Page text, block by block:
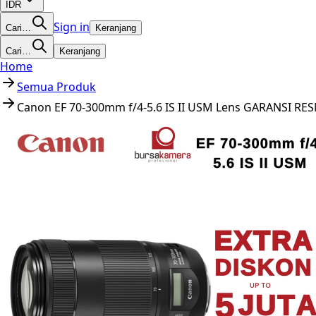
IDR
Cari… Sign in Keranjang
Cari… Keranjang
Home
Semua Produk
Canon EF 70-300mm f/4-5.6 IS II USM Lens GARANSI